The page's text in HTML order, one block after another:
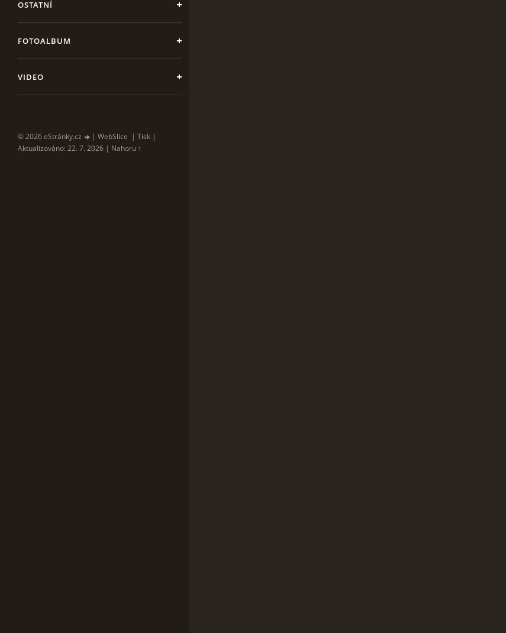
OSTATNÍ
FOTOALBUM
VIDEO
© 2026 eStránky.cz | WebSlice | Tisk |
Aktualizováno: 22. 7. 2026 | Nahoru ↑